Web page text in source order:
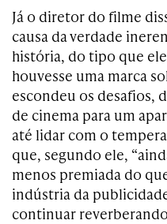
Já o diretor do filme
causa da verdade
história, do tipo que
houvesse uma marca
escondeu os desafios,
de cinema para um
até lidar com o
que, segundo ele,
menos premiada do
indústria da
continuar